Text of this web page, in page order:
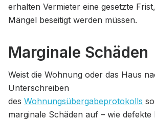
erhalten Vermieter eine gesetzte
Mängel beseitigt werden müssen.
Marginale Schäden
Weist die Wohnung oder das Haus
Unterschreiben
des Wohnungsübergabeprotokolls
marginale Schäden auf – wie